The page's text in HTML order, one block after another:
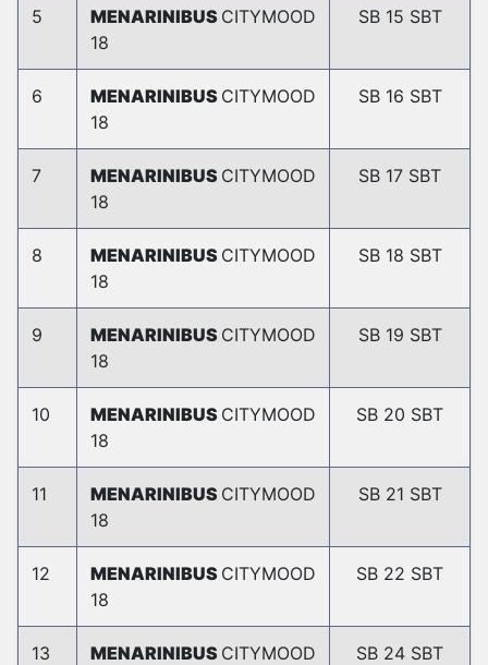
5 MENARINIBUS CITYMOOD
18
SB 15 SBT
6 MENARINIBUS CITYMOOD
18
SB 16 SBT
7 MENARINIBUS CITYMOOD
18
SB 17 SBT
8 MENARINIBUS CITYMOOD
18
SB 18 SBT
9 MENARINIBUS CITYMOOD
18
SB 19 SBT
10 MENARINIBUS CITYMOOD
18
SB 20 SBT
11 MENARINIBUS CITYMOOD
18
SB 21 SBT
12 MENARINIBUS CITYMOOD
18
SB 22 SBT
13 MENARINIBUS CITYMOOD
SB 24 SBT